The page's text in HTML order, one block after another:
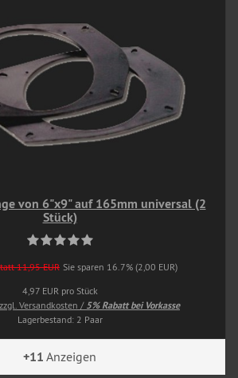
von 6"x9" auf 165mm universal (2
Stück)
11,95 EUR Sie sparen 16.7% (2,00 EUR)
4,97 EUR pro Stück
zzgl. Versandkosten / 5% Rabatt bei Vorkasse
Lagerbestand: 2 Paar
+11 Anzeigen